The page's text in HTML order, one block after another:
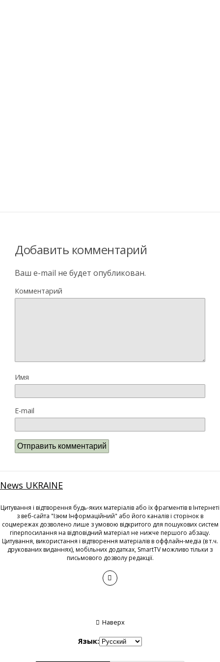
Добавить комментарий
Ваш e-mail не будет опубликован.
Комментарий
Имя
E-mail
News UKRAINE
Цитування і відтворення будь-яких матеріалів або їх фрагментів в Інтернеті
з веб-сайта "Ізюм Інформаційний" або його каналів і сторінок в
соцмережах дозволено лише з умовою відкритого для пошукових систем
гіперпосилання на відповідний матеріал не нижче першого абзацу.
Цитування, використання і відтворення матеріалів в оффлайн-медіа (в т.ч.
друкованих виданнях), мобільних додатках, SmartTV можливо тільки з
письмового дозволу редакції.
Наверх
Язык: